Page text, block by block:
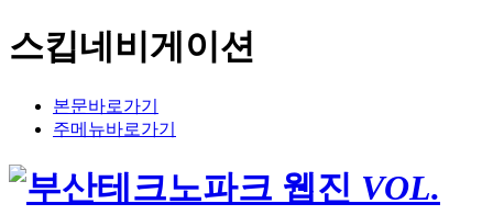
스킵네비게이션
본문바로가기
주메뉴바로가기
VOL.